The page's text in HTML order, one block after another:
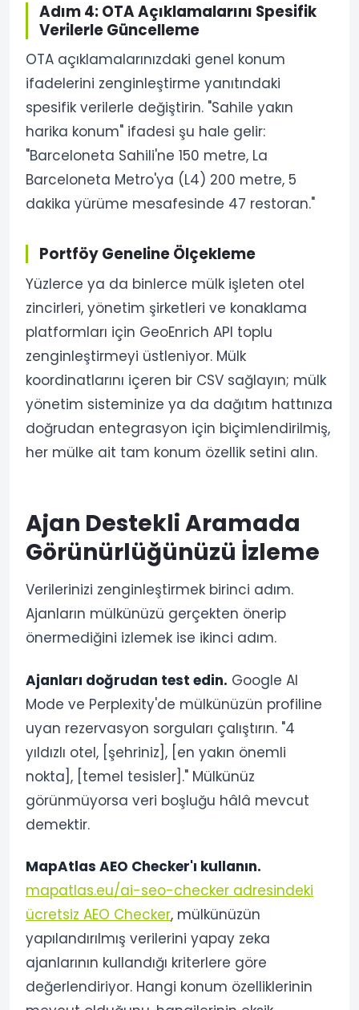
Adım 4: OTA Açıklamalarını Spesifik
Verilerle Güncelleme
OTA açıklamalarınızdaki genel konum
ifadelerini zenginleştirme yanıtındaki
spesifik verilerle değiştirin. "Sahile yakın
harika konum" ifadesi şu hale gelir:
"Barceloneta Sahili'ne 150 metre, La
Barceloneta Metro'ya (L4) 200 metre, 5
dakika yürüme mesafesinde 47 restoran."
Portföy Geneline Ölçekleme
Yüzlerce ya da binlerce mülk işleten otel
zincirleri, yönetim şirketleri ve konaklama
platformları için GeoEnrich API toplu
zenginleştirmeyi üstleniyor. Mülk
koordinatlarını içeren bir CSV sağlayın; mülk
yönetim sisteminize ya da dağıtım hattınıza
doğrudan entegrasyon için biçimlendirilmiş,
her mülke ait tam konum özellik setini alın.
Ajan Destekli Aramada
Görünürlüğünüzü İzleme
Verilerinizi zenginleştirmek birinci adım.
Ajanların mülkünüzü gerçekten önerip
önermediğini izlemek ise ikinci adım.
Ajanları doğrudan test edin. Google AI
Mode ve Perplexity'de mülkünüzün profiline
uyan rezervasyon sorguları çalıştırın. "4
yıldızlı otel, [şehriniz], [en yakın önemli
nokta], [temel tesisler]." Mülkünüz
görünmüyorsa veri boşluğu hâlâ mevcut
demektir.
MapAtlas AEO Checker'ı kullanın.
mapatlas.eu/ai-seo-checker adresindeki
ücretsiz AEO Checker, mülkünüzün
yapılandırılmış verilerini yapay zeka
ajanlarının kullandığı kriterlere göre
değerlendiriyor. Hangi konum özelliklerinin